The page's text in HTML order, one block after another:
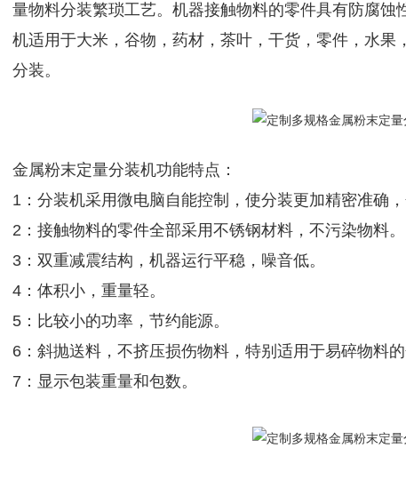
量物料分装繁琐工艺。机器接触物料的零件具有防腐
机适用于大米，谷物，药材，茶叶，干货，零件，水
分装。
金属粉末定量分装机功能特点：
1：分装机采用微电脑自能控制，使分装更加精密准确
2：接触物料的零件全部采用不锈钢材料，不污染物料。
3：双重减震结构，机器运行平稳，噪音低。
4：体积小，重量轻。
5：比较小的功率，节约能源。
6：斜抛送料，不挤压损伤物料，特别适用于易碎物料
7：显示包装重量和包数。